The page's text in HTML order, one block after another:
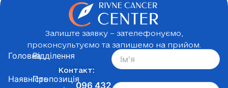
Залиште заявку – зателефонуємо,
проконсультуємо та запишемо на прийом.
Контакт:
096 432
Головна
Наявність
Відділення
Пропозиція